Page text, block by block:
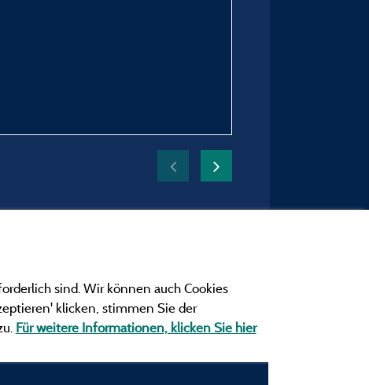
sind. Wir können auch Cookies
klicken, stimmen Sie der
Für weitere Informationen, klicken Sie hier